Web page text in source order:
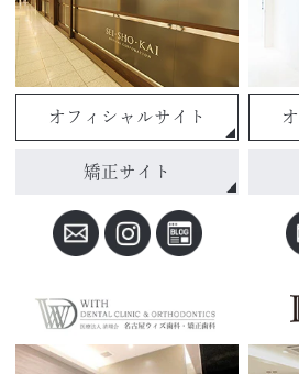
オフィシャルサイト
矯正サイト